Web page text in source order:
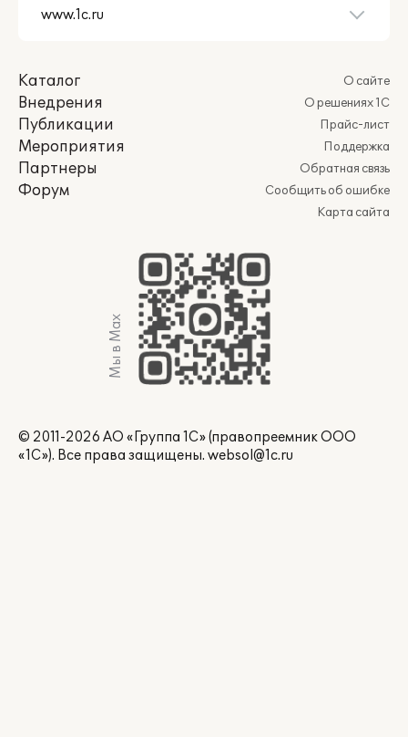
Каталог
Внедрения
Публикации
Мероприятия
Партнеры
Форум
О сайте
О решениях 1С
Прайс-лист
Поддержка
Обратная связь
Сообщить об ошибке
Карта сайта
Мы в Max
© 2011-2026 АО «Группа 1С» (правопреемник ООО
«1С»). Все права защищены. websol@1c.ru